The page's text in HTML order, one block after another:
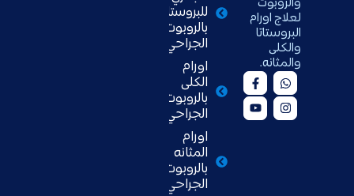
والروبوت
لعلاج اورام
البروستاتا
والكلى
والمثانه.
للبروستاتا
بالروبوت
الجراحي
اورام
الكلى
بالروبوت
الجراحي
اورام
المثانه
بالروبوت
الجراحي